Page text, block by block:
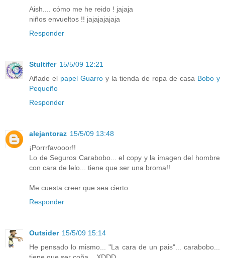
Aish.... cómo me he reido ! jajaja
niños envueltos !! jajajajajaja
Responder
Stultifer 15/5/09 12:21
Añade el papel Guarro y la tienda de ropa de casa Bobo y
Pequeño
Responder
alejantoraz 15/5/09 13:48
¡Porrrfavooor!!
Lo de Seguros Carabobo... el copy y la imagen del hombre
con cara de lelo... tiene que ser una broma!!
Me cuesta creer que sea cierto.
Responder
Outsider 15/5/09 15:14
He pensado lo mismo... "La cara de un pais"... carabobo...